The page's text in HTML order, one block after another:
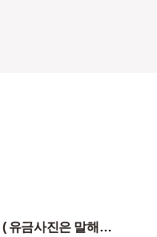
원희 사진 모음 ( 유금사진은 말해주세여 ㅜㅜ )